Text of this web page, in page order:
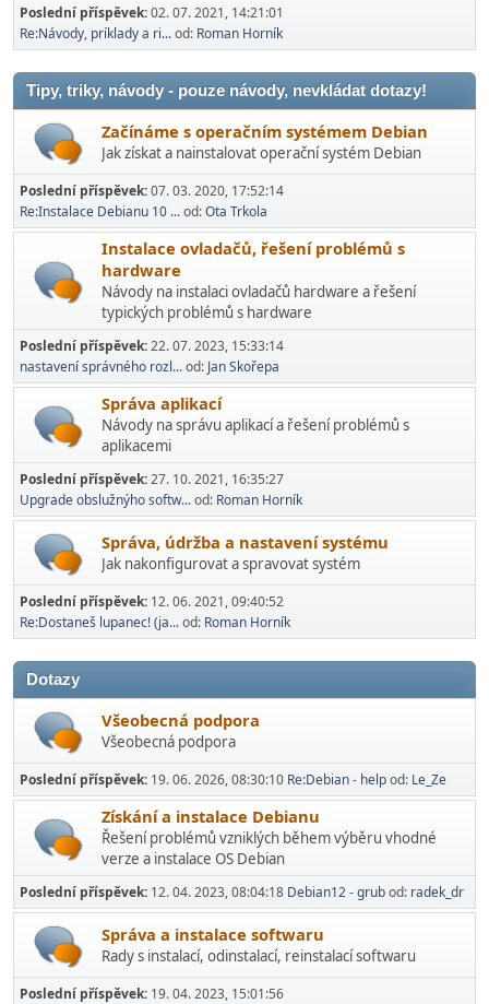
Poslední příspěvek:02. 07. 2021, 14:21:01
Re:Návody, príklady a ri...od: Roman Horník
Tipy, triky, návody - pouze návody, nevkládat dotazy!
Začínáme s operačním systémem Debian
Jak získat a nainstalovat operační systém Debian
Poslední příspěvek:07. 03. 2020, 17:52:14
Re:Instalace Debianu 10 ...od:Ota Trkola
Instalace ovladačů, řešení problémů s
hardware
Návody na instalaci ovladačů hardware a řešení
typických problémů s hardware
Poslední příspěvek:22. 07. 2023, 15:33:14
nastavení správného rozl...od: Jan Skořepa
Správa aplikací
Návody na správu aplikací a řešení problémů s
aplikacemi
Poslední příspěvek:27. 10. 2021, 16:35:27
Upgrade obslužnýho softw...od: Roman Horník
Správa, údržba a nastavení systému
Jak nakonfigurovat a spravovat systém
Poslední příspěvek: 12. 06. 2021, 09:40:52
Re:Dostaneš lupanec! (ja...od: Roman Horník
Dotazy
Všeobecná podpora
Všeobecná podpora
Poslední příspěvek: 19. 06. 2026, 08:30:10 Re:Debian - helpod: Le_Ze
Získání a instalace Debianu
Řešení problémů vzniklých během výběru vhodné
verze a instalace OS Debian
Poslední příspěvek: 12. 04. 2023, 08:04:18 Debian12 - grubod: radek_dr
Správa a instalace softwaru
Rady s instalací­, odinstalací, reinstalací softwaru
Poslední příspěvek: 19. 04. 2023, 15:01:56